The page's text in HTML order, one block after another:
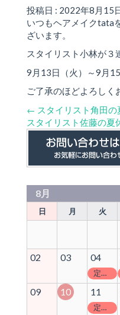
投稿日 : 2022年8月15
いつもヘアメイクtata
ざいます。
スタイリスト小林が３
9月13日（火）～9月
ご了承のほどよろしく
← スタイリスト角田
スタイリスト佐藤の夏
8月
日 月 火
02 03 04
定休日
09 10 11
定休日